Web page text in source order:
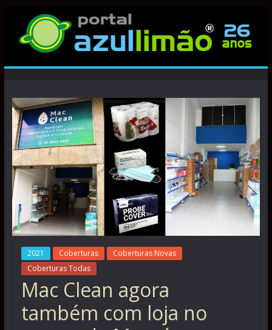
2021 Coberturas
Coberturas Novas
Coberturas Todas
Mac Clean agora
também com loja no